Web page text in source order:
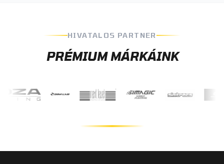
HIVATALOS PARTNER
PRÉMIUM MÁRKÁINK